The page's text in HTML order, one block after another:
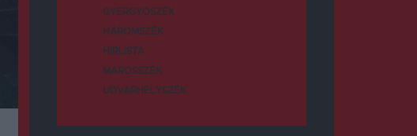
GYERGYÓSZÉK
HÁROMSZÉK
HÍRLISTA
MAROSSZÉK
UDVARHELYSZÉK